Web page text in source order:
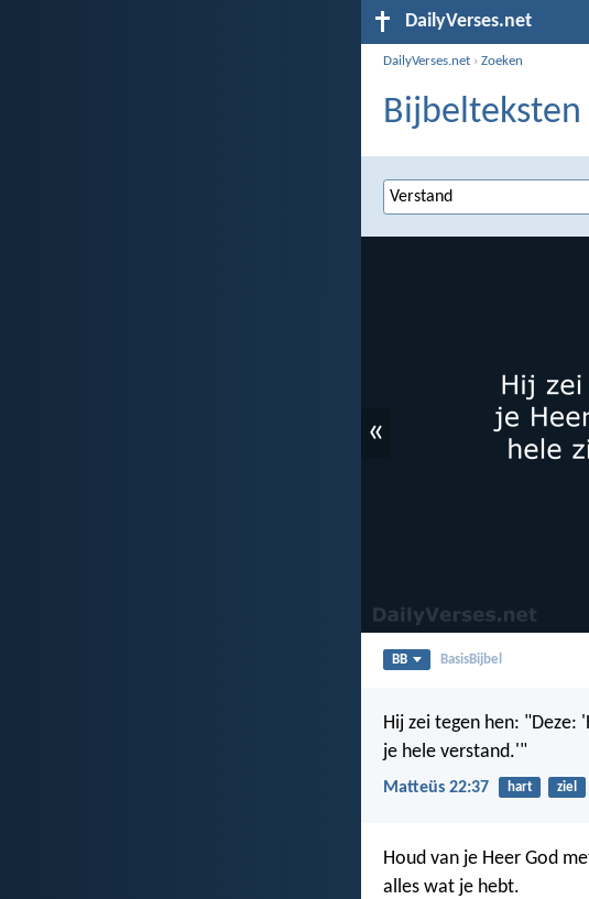
DailyVerses.net
DailyVerses.net ›Zoeken
«
BB BasisBijbel
Hij zei tegen hen: "Deze:
je hele verstand.'"
Matteüs 22:37 hart ziel
Houd van je Heer God
alles wat je hebt.